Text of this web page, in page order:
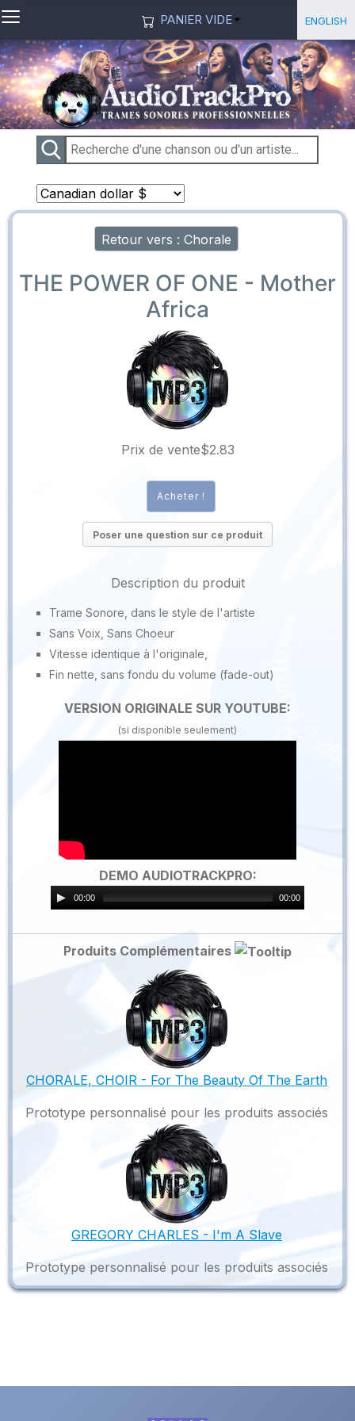
≡ PANIER VIDE English
Retour vers : Chorale
THE POWER OF ONE - Mother
Africa
Prix ​​de vente$2.83
Poser une question sur ce produit
Description du produit
Trame Sonore, dans le style de l'artiste
Sans Voix, Sans Choeur
Vitesse identique à l'originale,
Fin nette, sans fondu du volume (fade-out)
VERSION ORIGINALE SUR YOUTUBE:
(si disponible seulement)
DEMO AUDIOTRACKPRO:
00:00 00:00
Produits Complémentaires
CHORALE, CHOIR - For The Beauty Of The Earth
Prototype personnalisé pour les produits associés
GREGORY CHARLES - I'm A Slave
Prototype personnalisé pour les produits associés